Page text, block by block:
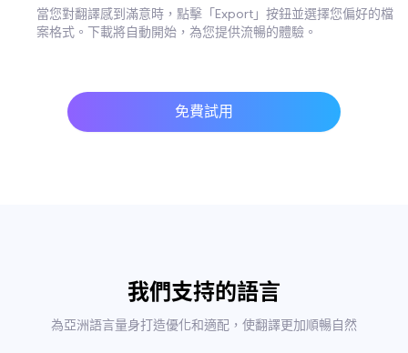
當您對翻譯感到滿意時，點擊「Export」按鈕並選擇您偏好的檔
案格式。下載將自動開始，為您提供流暢的體驗。
免費試用
我們支持的語言
為亞洲語言量身打造優化和適配，使翻譯更加順暢自然